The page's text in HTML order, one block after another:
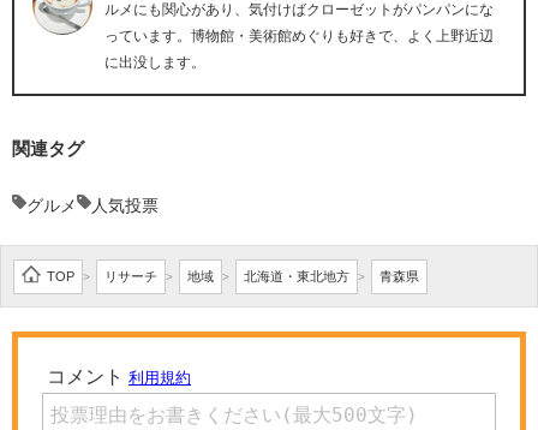
ルメにも関心があり、気付けばクローゼットがパンパンにな
っています。博物館・美術館めぐりも好きで、よく上野近辺
に出没します。
関連タグ
グルメ 人気投票
TOP > リサーチ > 地域 > 北海道・東北地方 > 青森県